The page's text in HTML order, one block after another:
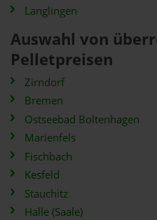
Langlingen
Auswahl von
Pelletpreisen
Zirndorf
Bremen
Ostseebad Boltenhagen
Marienfels
Fischbach
Kesfeld
Stauchitz
Halle (Saale)